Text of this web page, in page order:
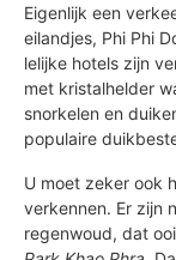
Eigenlijk een
eilandjes, Phi Phi
lelijke hotels zijn
met kristalhelder
snorkelen en
populaire
U moet zeker ook
verkennen. Er zijn
regenwoud, dat